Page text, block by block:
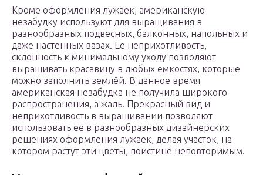
Кроме оформления лужаек, американскую
незабудку используют для выращивания в
разнообразных подвесных, балконных, напольных и
даже настенных вазах. Ее неприхотливость,
склонность к минимальному уходу позволяют
выращивать красавицу в любых емкостях, которые
можно заполнить землёй. В данное время
американская незабудка не получила широкого
распространения, а жаль. Прекрасный вид и
неприхотливость в выращивании позволяют
использовать ее в разнообразных дизайнерских
решениях оформления лужаек, делая участок, на
котором растут эти цветы, поистине неповторимым.